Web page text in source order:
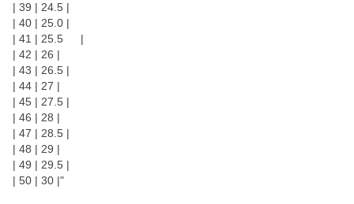
| 39 | 24.5 |
| 40 | 25.0 |
| 41 | 25.5 |
| 42 | 26 |
| 43 | 26.5 |
| 44 | 27 |
| 45 | 27.5 |
| 46 | 28 |
| 47 | 28.5 |
| 48 | 29 |
| 49 | 29.5 |
| 50 | 30 |"